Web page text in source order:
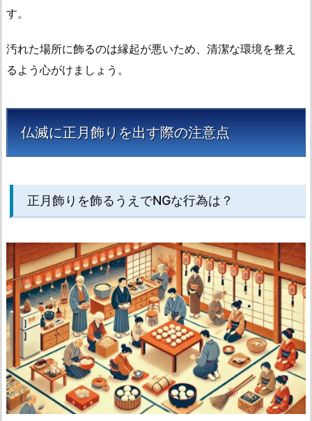
す。
汚れた場所に飾るのは縁起が悪いため、清潔な環境を整え
るよう心がけましょう。
仏滅に正月飾りを出す際の注意点
正月飾りを飾るうえでNGな行為は？